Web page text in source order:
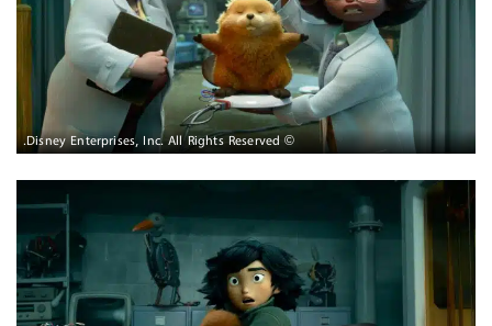
© Disney Enterprises, Inc. All Rights Reserved.